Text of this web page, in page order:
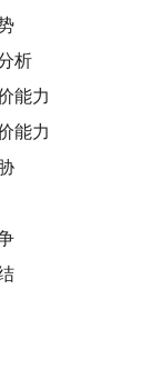
析
能力
能力